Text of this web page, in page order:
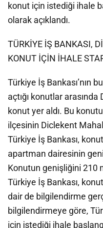
konut için istediği ihale
olarak açıklandı.
TÜRKİYE İŞ BANKASI,
KONUT İÇİN İHALE
Türkiye İş Bankası’nın
açtığı konutlar
konut yer aldı. Bu
ilçesinin Diclekent
Türkiye İş Bankası,
apartman dairesinin
Konutun genişliğini 210
Türkiye İş Bankası,
dair de bilgilendirme
bilgilendirmeye göre,
için istediği ihale